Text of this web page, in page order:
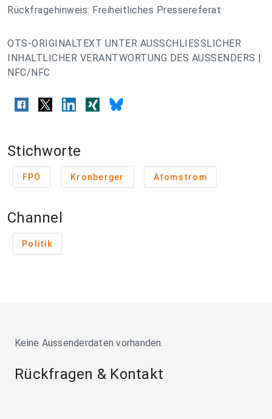
Rückfragehinweis: Freiheitliches Pressereferat
OTS-ORIGINALTEXT UNTER AUSSCHLIESSLICHER
INHALTLICHER VERANTWORTUNG DES AUSSENDERS |
NFC/NFC
Stichworte
FPÖ Kronberger Atomstrom
Channel
Politik
Keine Aussenderdaten vorhanden.
Rückfragen & Kontakt